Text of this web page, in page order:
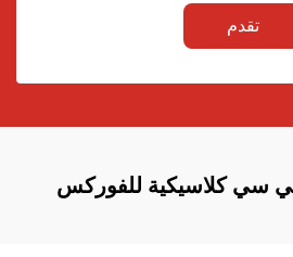
تقدم
سي كلاسيكية للفوركس